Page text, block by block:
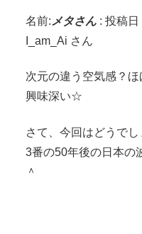
名前: メタさん : 投稿日
I_am_Ai さん
次元の違う空気感？ほ
興味深い☆
さて、今回はどうでし
3番の50年後の日本の
＾